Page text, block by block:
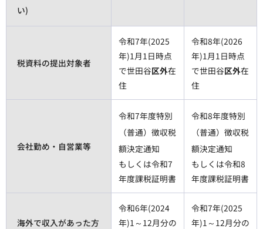
い)
税資料の提出対象者
令和7年(2025
年)1月1日時点
で世田谷区外在
住
令和8年(2026
年)1月1日時点
で世田谷区外在
住
会社勤め・自営業等
令和7年度特別
（普通）徴収税
額決定通知
もしくは令和7
年度課税証明書
令和8年度特別
（普通）徴収税
額決定通知
もしくは令和8
年度課税証明書
海外で収入があった方
令和6年(2024
年)1～12月分の
令和7年(2025
年)1～12月分の